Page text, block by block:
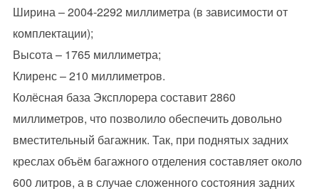
Ширина – 2004-2292 миллиметра (в зависимости от
комплектации);
Высота – 1765 миллиметра;
Клиренс – 210 миллиметров.
Колёсная база Эксплорера составит 2860
миллиметров, что позволило обеспечить довольно
вместительный багажник. Так, при поднятых задних
креслах объём багажного отделения составляет около
600 литров, а в случае сложенного состояния задних